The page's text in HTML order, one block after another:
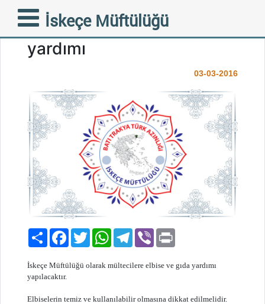
İskeçe Müftülüğü
skeçe Müftülüğü olarak
mültecilere elbise ve gıda
yardımı
03-03-2016
PaylaşFacebook
TwitterWhatsAppTelegram
Viber
İskeçe Müftülüğü olarak mültecilere elbise ve gıda yardımı
yapılacaktır.
Elbiselerin temiz ve kullanılabilir olmasına dikkat edilmelidir.